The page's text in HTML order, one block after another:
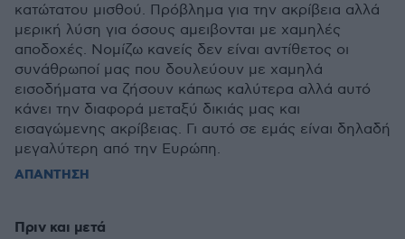
κατώτατου μισθού. Πρόβλημα για την ακρίβεια αλλά
μερική λύση για όσους αμειβονται με χαμηλές
αποδοχές. Νομίζω κανείς δεν είναι αντίθετος οι
συνάθρωποί μας που δουλεύουν με χαμηλά
εισοδήματα να ζήσουν κάπως καλύτερα αλλά αυτό
κάνει την διαφορά μεταξύ δικιάς μας και
εισαγώμενης ακρίβειας. Γι αυτό σε εμάς είναι δηλαδή
μεγαλύτερη από την Ευρώπη.
ΑΠΑΝΤΗΣΗ
Πριν και μετά